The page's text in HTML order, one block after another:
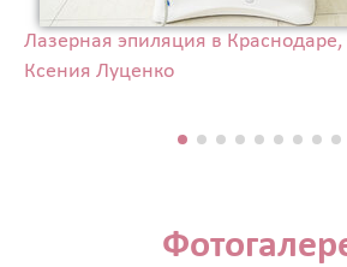
Лазерная эпиляция в Краснодаре,
Ксения Луценко